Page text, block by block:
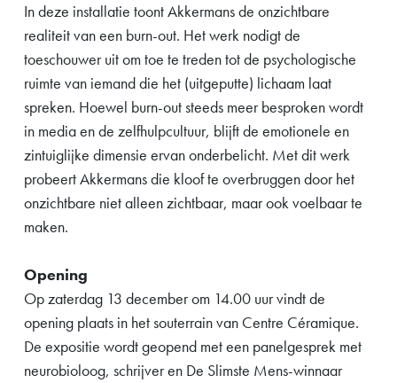
In deze installatie toont Akkermans de onzichtbare
realiteit van een burn-out. Het werk nodigt de
toeschouwer uit om toe te treden tot de psychologische
ruimte van iemand die het (uitgeputte) lichaam laat
spreken. Hoewel burn-out steeds meer besproken wordt
in media en de zelfhulpcultuur, blijft de emotionele en
zintuiglijke dimensie ervan onderbelicht. Met dit werk
probeert Akkermans die kloof te overbruggen door het
onzichtbare niet alleen zichtbaar, maar ook voelbaar te
maken.
Opening
Op zaterdag 13 december om 14.00 uur vindt de
opening plaats in het souterrain van Centre Céramique.
De expositie wordt geopend met een panelgesprek met
neurobioloog, schrijver en De Slimste Mens-winnaar